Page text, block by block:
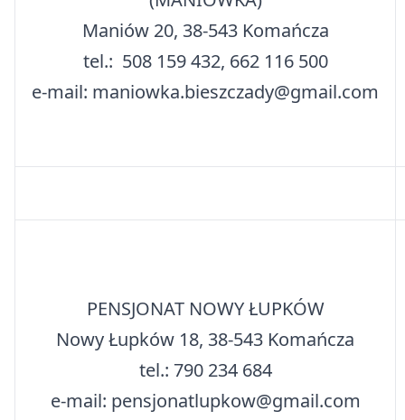
Maniów 20, 38-543 Komańcza
tel.: 508 159 432, 662 116 500
e-mail: maniowka.bieszczady@gmail.com
PENSJONAT NOWY ŁUPKÓW
Nowy Łupków 18, 38-543 Komańcza
tel.: 790 234 684
e-mail: pensjonatlupkow@gmail.com